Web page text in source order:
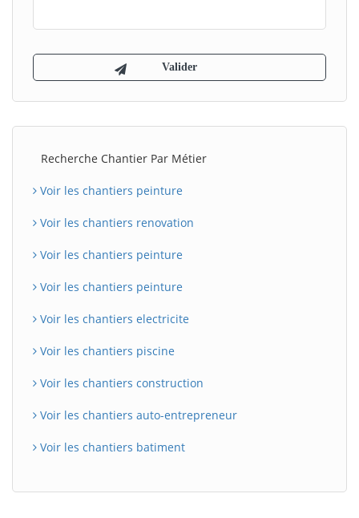
Recherche Chantier Par Métier
Voir les chantiers peinture
Voir les chantiers renovation
Voir les chantiers peinture
Voir les chantiers peinture
Voir les chantiers electricite
Voir les chantiers piscine
Voir les chantiers construction
Voir les chantiers auto-entrepreneur
Voir les chantiers batiment